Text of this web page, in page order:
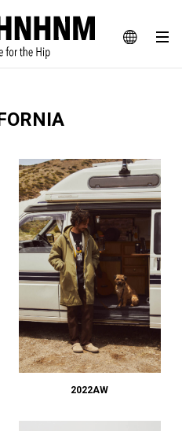
JA
SNAP
ー、ライフスタイルWEBマガジン
#憧れの逸品
#古着サミット
ーグッド図鑑
JOURNAL
ムのYouTube
IT #AH.H
#MUSIC #MOVIE
#OUTDOOR
2022AW